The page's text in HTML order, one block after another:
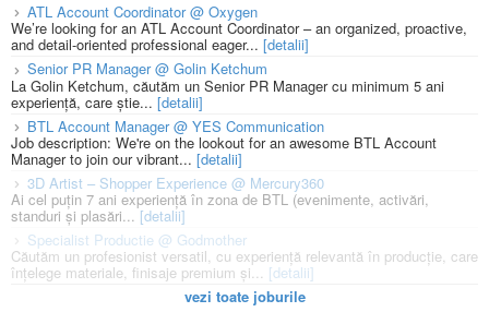
ATL Account Coordinator @ Oxygen
We’re looking for an ATL Account Coordinator – an organized, proactive,
and detail-oriented professional eager... [detalii]
Senior PR Manager @ Golin Ketchum
La Golin Ketchum, căutăm un Senior PR Manager cu minimum 5 ani
experiență, care știe... [detalii]
BTL Account Manager @ YES Communication
Job description: We're on the lookout for an awesome BTL Account
Manager to join our vibrant... [detalii]
3D Artist – Shopper Experience @ Mercury360
Ai cel puțin 7 ani experiență în zona de BTL (evenimente, activări,
standuri și plasări...[detalii]
Specialist Productie @ Godmother
Căutăm un profesionist versatil, cu experiență relevantă în producție, care
înțelege materiale, finisaje premium și... [detalii]
vezi toate joburile